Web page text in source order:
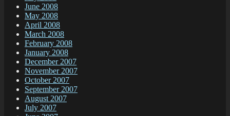
June 2008
May 2008
April 2008
March 2008
February 2008
January 2008
December 2007
November 2007
October 2007
September 2007
August 2007
July 2007